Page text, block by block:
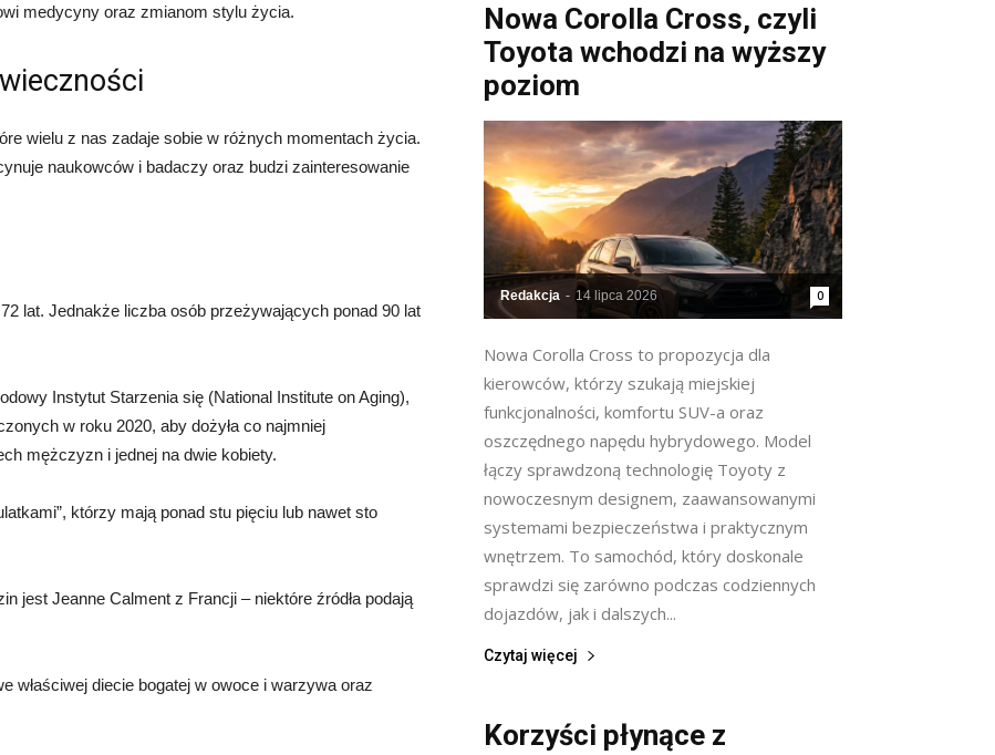
medycyny oraz zmianom stylu życia.
wielu z nas zadaje sobie w różnych momentach życia.
naukowców i badaczy oraz budzi zainteresowanie
lat. Jednakże liczba osób przeżywających ponad 90 lat
Instytut Starzenia się (National Institute on Aging),
w roku 2020, aby dożyła co najmniej
mężczyzn i jednej na dwie kobiety.
którzy mają ponad stu pięciu lub nawet sto
jest Jeanne Calment z Francji – niektóre źródła podają
właściwej diecie bogatej w owoce i warzywa oraz
Nowa Corolla Cross, czyli
Toyota wchodzi na wyższy
poziom
Redakcja - 14 lipca 2026 0
Nowa Corolla Cross to propozycja dla
kierowców, którzy szukają miejskiej
funkcjonalności, komfortu SUV-a oraz
oszczędnego napędu hybrydowego. Model
łączy sprawdzoną technologię Toyoty z
nowoczesnym designem, zaawansowanymi
systemami bezpieczeństwa i praktycznym
wnętrzem. To samochód, który doskonale
sprawdzi się zarówno podczas codziennych
dojazdów, jak i dalszych...
Czytaj więcej
Korzyści płynące z